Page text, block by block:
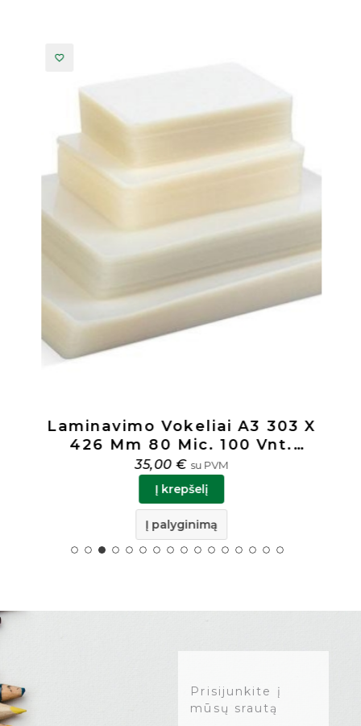
Laminavimo Vokeliai A3 303 X
426 Mm 80 Mic. 100 Vnt.
Forpus 91801
35,00 € su PVM
Į krepšelį
Į palyginimą
Prisijunkite į
mūsų srautą